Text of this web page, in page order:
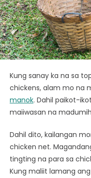
Kung sanay ka na sa
chickens, alam mo na
manok. Dahil paikot-
maiiwasan na
Dahil dito, kailangan
chicken net.
tingting na para sa
Kung maliit lamang